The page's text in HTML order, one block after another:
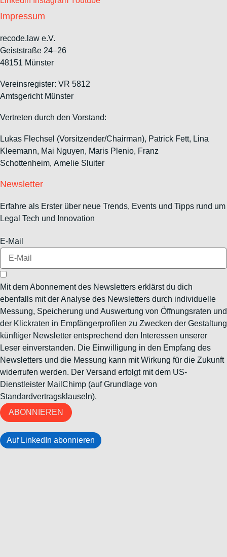
Impressum
recode.law e.V.
Geiststraße 24–26
48151 Münster
Vereinsregister: VR 5812
Amtsgericht Münster
Vertreten durch den Vorstand:
Lukas Flechsel (Vorsitzender/Chairman), Patrick Fett, Lina
Kleemann, Mai Nguyen, Maris Plenio, Franz
Schottenheim, Amelie Sluiter
Newsletter
Erfahre als Erster über neue Trends, Events und Tipps rund um
Legal Tech und Innovation
E-Mail
Mit dem Abonnement des Newsletters erklärst du dich
ebenfalls mit der Analyse des Newsletters durch individuelle
Messung, Speicherung und Auswertung von Öffnungsraten und
der Klickraten in Empfängerprofilen zu Zwecken der Gestaltung
künftiger Newsletter entsprechend den Interessen unserer
Leser einverstanden. Die Einwilligung in den Empfang des
Newsletters und die Messung kann mit Wirkung für die Zukunft
widerrufen werden. Der Versand erfolgt mit dem US-
Dienstleister MailChimp (auf Grundlage von
Standardvertragsklauseln).
ABONNIEREN
Auf LinkedIn abonnieren